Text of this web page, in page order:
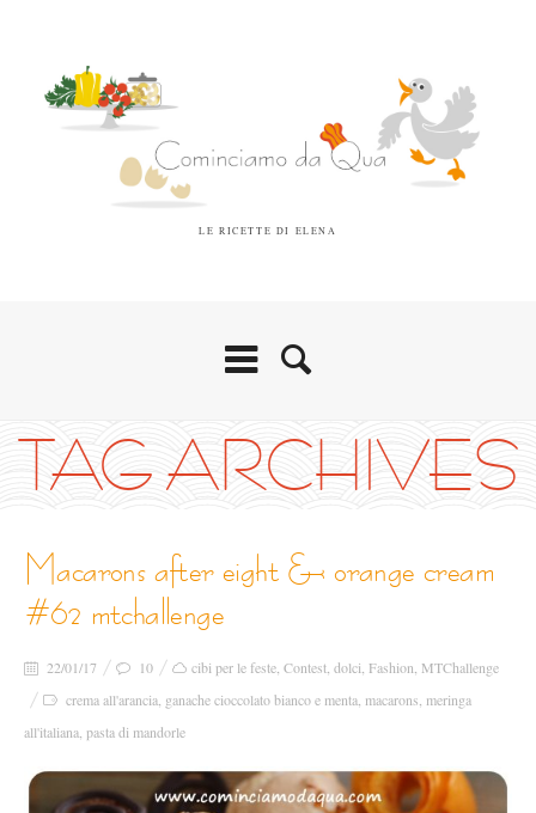
LE RICETTE DI ELENA
TAG ARCHIVES
macarons after eight & orange cream
#62 mtchallenge
22/01/17 10 cibi per le feste Contest dolci Fashion MTChallenge
crema all'arancia ganache cioccolato bianco e menta macarons meringa
all'italiana pasta di mandorle